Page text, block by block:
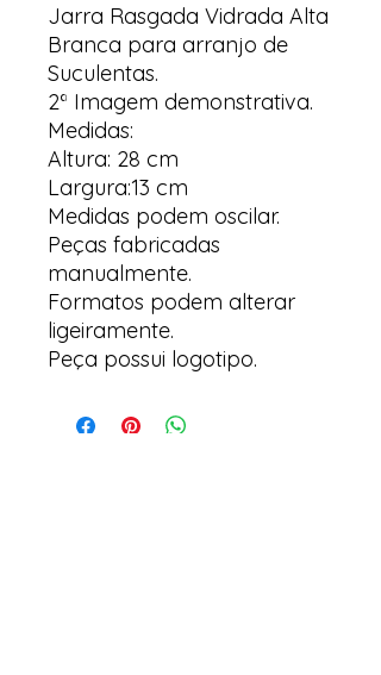
Jarra Rasgada Vidrada Alta
Branca para arranjo de
Suculentas.
2ª Imagem demonstrativa.
Medidas:
Altura: 28 cm
Largura:13 cm
Medidas podem oscilar.
Peças fabricadas
manualmente.
Formatos podem alterar
ligeiramente.
Peça possui logotipo.